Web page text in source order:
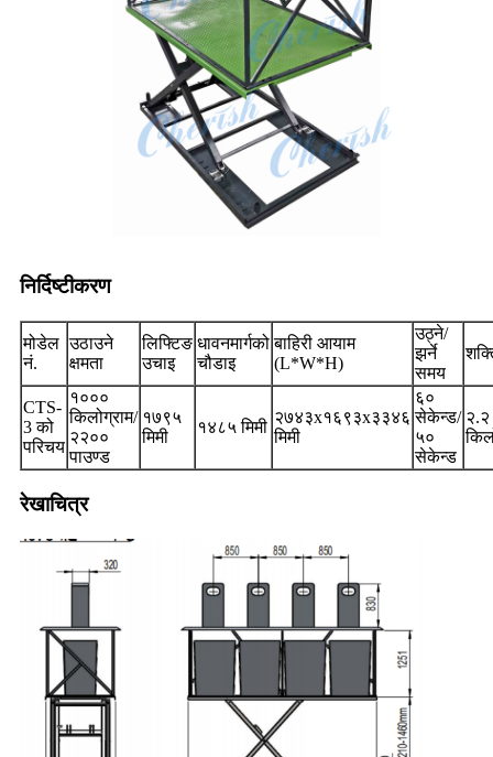
निर्दिष्टीकरण
मोडेल
नं.
उठाउने
क्षमता
लिफ्टिङ
उचाइ
धावनमार्गको
चौडाइ
बाहिरी आयाम
(L*W*H)
उठ्ने/
झर्ने
समय
CTS-
3 को
परिचय
१०००
किलोग्राम/
२२००
पाउण्ड
१७९५
मिमी
१४८५ मिमी
२७४३x१६९३x३३४६
मिमी
६०
सेकेन्ड/
५०
सेकेन्ड
२.२
रेखाचित्र